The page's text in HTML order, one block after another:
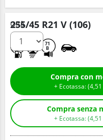
255/45 R21 V (106)
71
B
Q.tà
+ Ecotassa: (4,51
+ Ecotassa: (4,51